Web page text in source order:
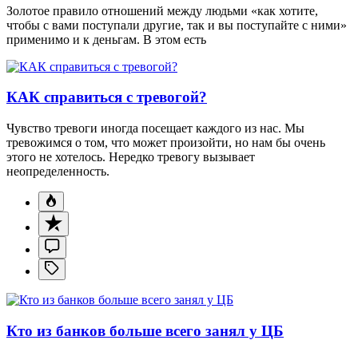
Золотое правило отношений между людьми «как хотите,
чтобы с вами поступали другие, так и вы поступайте с ними»
применимо и к деньгам. В этом есть
КАК справиться с тревогой?
Чувство тревоги иногда посещает каждого из нас. Мы
тревожимся о том, что может произойти, но нам бы очень
этого не хотелось. Нередко тревогу вызывает
неопределенность.
Кто из банков больше всего занял у ЦБ